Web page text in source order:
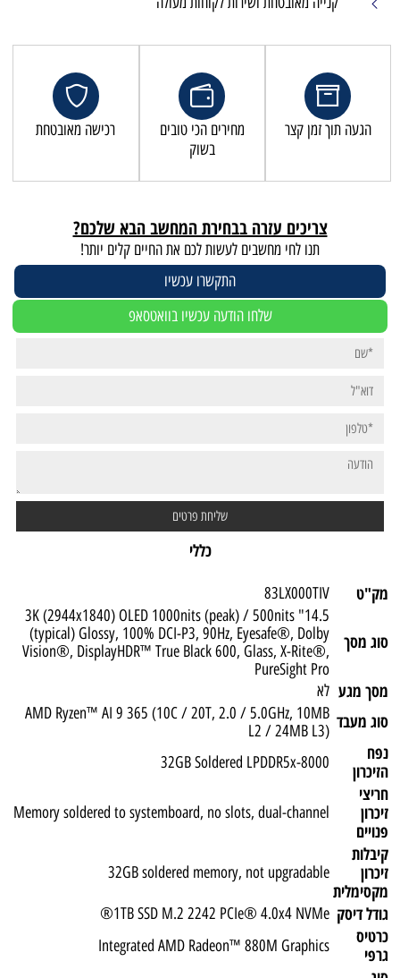
הגעה תוך זמן קצר
מחירים הכי טובים
בשוק
רכישה מאובטחת
צריכים עזרה בבחירת המחשב הבא שלכם?
תנו לחי מחשבים לעשות לכם את החיים קלים יותר!
התקשרו עכשיו
שלחו הודעה עכשיו בוואטסאפ
כללי
מק"ט
83LX000TIV
סוג מסך
14.5" 3K (2944x1840) OLED 1000nits (peak) / 500nits
(typical) Glossy, 100% DCI-P3, 90Hz, Eyesafe®, Dolby
Vision®, DisplayHDR™ True Black 600, Glass, X-Rite®,
PureSight Pro
מסך מגע לא
סוג מעבד AMD Ryzen™ AI 9 365 (10C / 20T, 2.0 / 5.0GHz, 10MB
L2 / 24MB L3)
נפח
הזיכרון
32GB Soldered LPDDR5x-8000
חריצי
זיכרון
פנויים
Memory soldered to systemboard, no slots, dual-channel
קיבלות
זיכרון
מקסימלית
32GB soldered memory, not upgradable
גודל דיסק 1TB SSD M.2 2242 PCIe® 4.0x4 NVMe®
כרטיס
גרפי
Integrated AMD Radeon™ 880M Graphics